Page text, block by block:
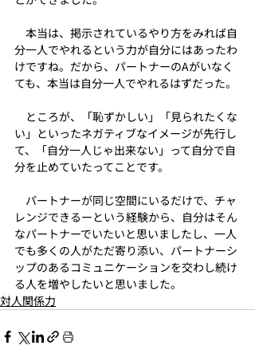
本当は、掲示されているやり方をみれば自
分一人でやれるという力が自分にはあったわ
けですね。だから、パートナーのAがいなく
ても、本当は自分一人でやれるはずだった。
ところが、「恥ずかしい」「見られたくな
い」といったネガティブなイメージが先行し
て、「自分一人じゃ出来ない」って自分で自
分を止めていたってことです。
パートナーが同じ空間にいるだけで、チャ
レンジできるーという経験から、自分はそん
なパートナーでいたいと思いましたし、一人
でも多くの人がただ寄り添い、パートナーシ
ップのあるコミュニケーションを交わし続け
る人を増やしたいと思いました。
対人関係力